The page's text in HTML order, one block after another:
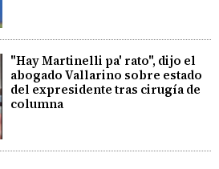
"Hay Martinelli pa' rato", dijo el
abogado Vallarino sobre estado
del expresidente tras cirugía de
columna